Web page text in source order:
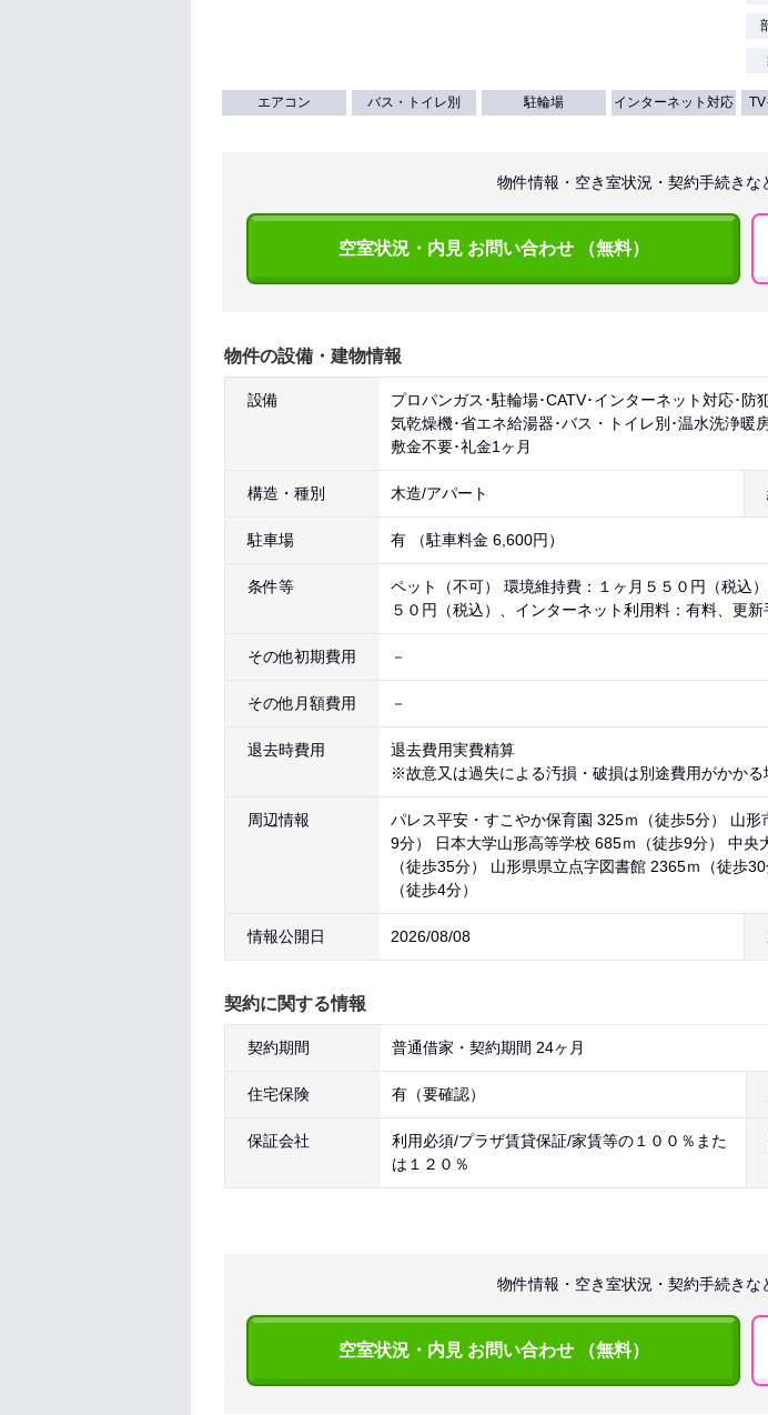
エアコン バス・トイレ別 駐輪場 インターネット対応
物件情報・空き室状況・契約手続きな
空室状況・内見 お問い合わせ （無料）
物件の設備・建物情報
設備
プロパンガス･駐輪場･CATV･インターネット対応･
気乾燥機･省エネ給湯器･バス・トイレ別･温水洗浄
敷金不要･礼金1ヶ月
構造・種別 木造/アパート
駐車場 有 （駐車料金 6,600円）
条件等
ペット（不可） 環境維持費：１ヶ月５５０円（税込
５０円（税込）、インターネット利用料：有料、更
その他初期費用 －
その他月額費用 －
退去時費用
退去費用実費精算
※故意又は過失による汚損・破損は別途費用がかかる
周辺情報
パレス平安・すこやか保育園 325ｍ（徒歩5分） 山
9分） 日本大学山形高等学校 685ｍ（徒歩9分） 中
（徒歩35分） 山形県県立点字図書館 2365ｍ（徒歩
（徒歩4分）
情報公開日 2026/08/08
契約に関する情報
契約期間 普通借家・契約期間 24ヶ月
住宅保険 有（要確認）
保証会社
利用必須/プラザ賃貸保証/家賃等の１００％また
は１２０％
物件情報・空き室状況・契約手続きな
空室状況・内見 お問い合わせ （無料）